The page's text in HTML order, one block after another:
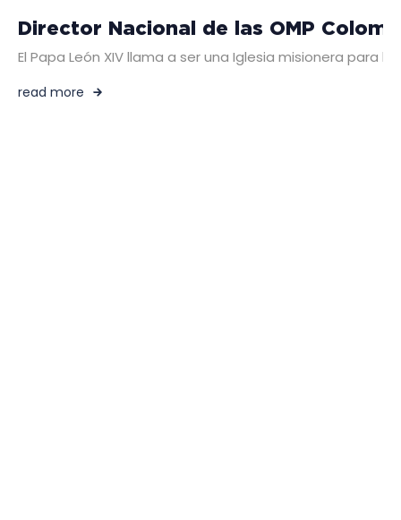
Director Nacional de las OMP
El Papa León XIV llama a ser una Iglesia misionera para
read more